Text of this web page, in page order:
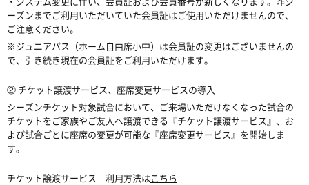
ーズンまでご利用いただいていた会員証はご使用いただけませんので、
ご注意ください。
※ジュニアパス（ホーム自由席小中）は会員証の変更はございませんの
で、引き続き現在の会員証をご利用いただけます。
② チケット譲渡サービス、座席変更サービスの導入
シーズンチケット対象試合において、ご来場いただけなくなった試合の
チケットをご家族やご友人へ譲渡できる『チケット譲渡サービス』、お
よび試合ごとに座席の変更が可能な『座席変更サービス』を開始しま
す。
チケット譲渡サービス 利用方法はこちら